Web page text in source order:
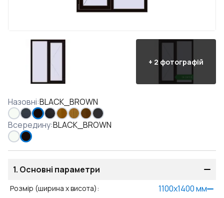
+ 2 фотографій
Назовні:BLACK_BROWN
Всередину:BLACK_BROWN
1. Основні параметри
Розмір (ширина x висота): 1100x1400мм